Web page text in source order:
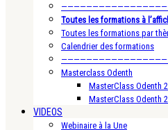
Toutes les formations à
Toutes les formations par
Calendrier des formations
Masterclass Odenth
MasterClass Odenth
MasterClass Odenth
VIDEOS
Webinaire à la Une